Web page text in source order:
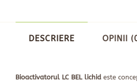
DESCRIERE OPINII
Bioactivatorul LC BEL lichid este